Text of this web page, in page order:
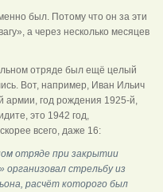
был. Потому что он за эти
а через несколько месяцев
отряде был ещё целый
Вот, например, Иван Ильич
армии, год рождения 1925-й,
это 1942 год,
всего, даже 16:
отряде при закрытии
организовал стрельбу из
расчёт которого был